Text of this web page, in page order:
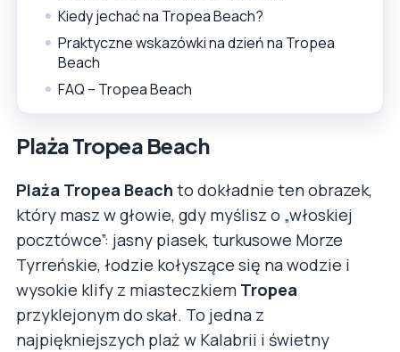
Kiedy jechać na Tropea Beach?
Praktyczne wskazówki na dzień na Tropea
Beach
FAQ – Tropea Beach
Plaża Tropea Beach
Plaża Tropea Beach to dokładnie ten obrazek,
który masz w głowie, gdy myślisz o „włoskiej
pocztówce”: jasny piasek, turkusowe Morze
Tyrreńskie, łodzie kołyszące się na wodzie i
wysokie klify z miasteczkiem Tropea
przyklejonym do skał. To jedna z
najpiękniejszych plaż w Kalabrii i świetny